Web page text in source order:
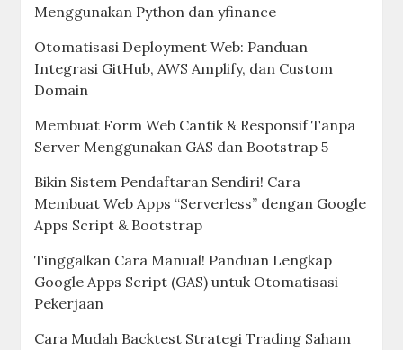
Menggunakan Python dan yfinance
Otomatisasi Deployment Web: Panduan
Integrasi GitHub, AWS Amplify, dan Custom
Domain
Membuat Form Web Cantik & Responsif Tanpa
Server Menggunakan GAS dan Bootstrap 5
Bikin Sistem Pendaftaran Sendiri! Cara
Membuat Web Apps “Serverless” dengan Google
Apps Script & Bootstrap
Tinggalkan Cara Manual! Panduan Lengkap
Google Apps Script (GAS) untuk Otomatisasi
Pekerjaan
Cara Mudah Backtest Strategi Trading Saham